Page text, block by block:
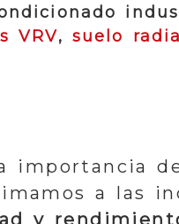
VRV, suelo
importancia
a las
y